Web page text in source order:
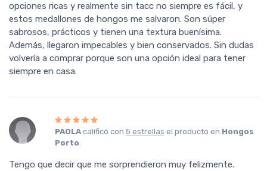
opciones ricas y realmente sin tacc no siempre es fácil, y
estos medallones de hongos me salvaron. Son súper
sabrosos, prácticos y tienen una textura buenísima.
Además, llegaron impecables y bien conservados. Sin dudas
volvería a comprar porque son una opción ideal para tener
siempre en casa.
PAOLAcalificó con 5 estrellas el producto en Hongos
Porto.
Tengo que decir que me sorprendieron muy felizmente.